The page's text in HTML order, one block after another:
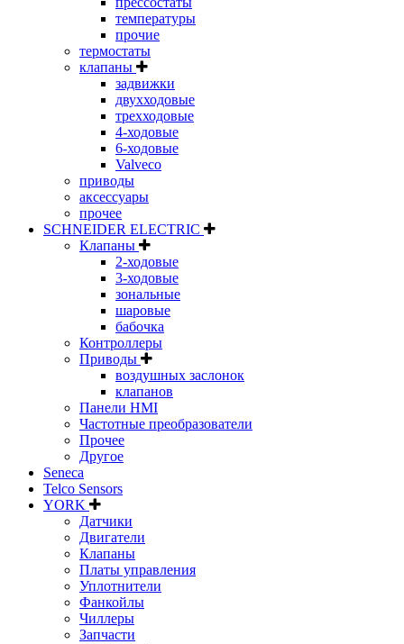
температуры
прочие
термостаты
клапаны
задвижки
двухходовые
трехходовые
4-ходовые
6-ходовые
Valveco
приводы
аксессуары
прочее
SCHNEIDER ELECTRIC
Клапаны
2-ходовые
3-ходовые
зональные
шаровые
бабочка
Контроллеры
Приводы
воздушных заслонок
клапанов
Панели HMI
Частотные преобразователи
Прочее
Другое
Seneca
Telco Sensors
YORK
Датчики
Двигатели
Клапаны
Платы управления
Уплотнители
Фанкойлы
Чиллеры
Запчасти